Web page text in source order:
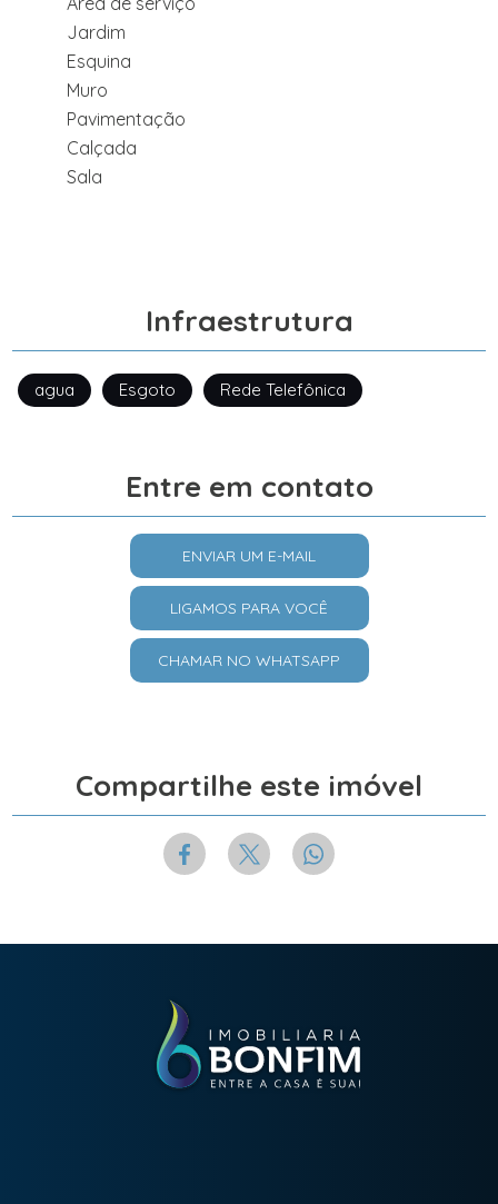
Jardim
Esquina
Muro
Pavimentação
Calçada
Sala
Infraestrutura
agua Esgoto Rede Telefônica
Entre em contato
ENVIAR UM E-MAIL
LIGAMOS PARA VOCÊ
CHAMAR NO WHATSAPP
Compartilhe este imóvel